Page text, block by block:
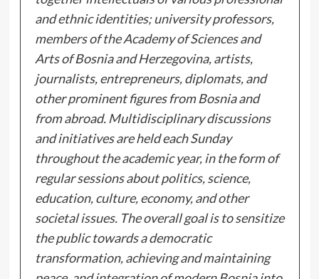
and ethnic identities; university professors,
members of the Academy of Sciences and
Arts of Bosnia and Herzegovina, artists,
journalists, entrepreneurs, diplomats, and
other prominent figures from Bosnia and
from abroad. Multidisciplinary discussions
and initiatives are held each Sunday
throughout the academic year, in the form of
regular sessions about politics, science,
education, culture, economy, and other
societal issues. The overall goal is to sensitize
the public towards a democratic
transformation, achieving and maintaining